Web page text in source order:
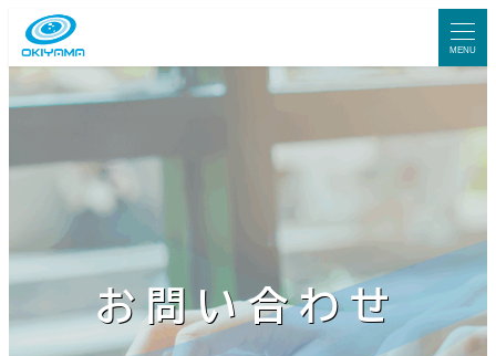
イ
コ
テ
動
MENU
お問い合わせ